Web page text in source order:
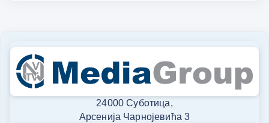
24000 Суботица,
Арсенија Чарнојевића 3